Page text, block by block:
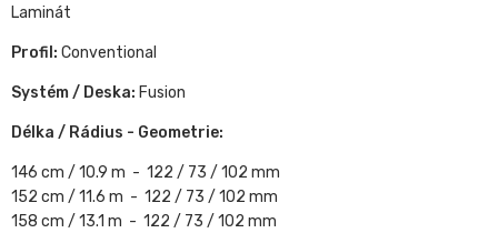
Laminát
Profil: Conventional
Systém / Deska: Fusion
Délka / Rádius - Geometrie:
146 cm / 10.9 m - 122 / 73 / 102 mm
152 cm / 11.6 m - 122 / 73 / 102 mm
158 cm / 13.1 m - 122 / 73 / 102 mm